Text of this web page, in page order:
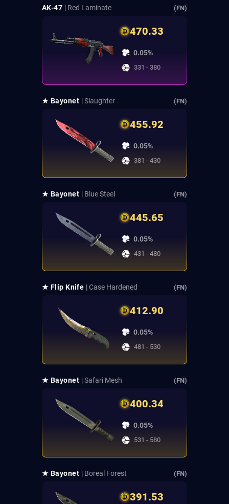
AK-47 | Red Laminate (FN)
470.33
0.05%
331 - 380
★ Bayonet | Slaughter (FN)
455.92
0.05%
381 - 430
★ Bayonet | Blue Steel (FN)
445.65
0.05%
431 - 480
★ Flip Knife | Case Hardened (FN)
412.90
0.05%
481 - 530
★ Bayonet | Safari Mesh (FN)
400.34
0.05%
531 - 580
★ Bayonet | Boreal Forest (FN)
391.53